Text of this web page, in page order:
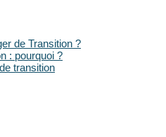
de Transition ?
: pourquoi ?
transition